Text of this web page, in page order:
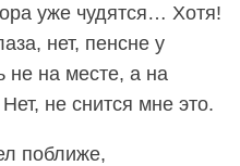
уже чудятся… Хотя!
нет, пенсне у
не на месте, а на
не снится мне это.
поближе,